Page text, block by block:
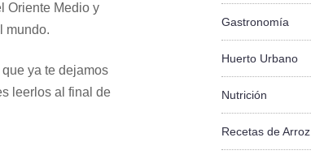
Oriente Medio y
mundo.
ya te dejamos
leerlos al final de
Gastronomía
Huerto Urbano
Nutrición
Recetas de Arroz